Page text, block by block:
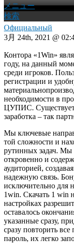
メニュー
検索
Официальный
3月 24th, 2021 @
Контора «1Win»
году, на данный
среди игроков.
регистрации и
необходимости в
ЦУПИС. Существует
заработка – так
Мы ключевые
той сложности и
рутинных задач. Мы
откровенно и
аудиторией,
надежную связь.
исключительно для
1win. Скачать 1 win
настройках
оставалось
указанные сразу,
сразу повторить
пароль, их легко